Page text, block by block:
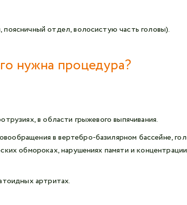
отдел, волосистую часть головы).
нужна процедура?
в области грыжевого выпячивания.
в вертебро-базилярном бассейне,
обмороках, нарушениях памяти и
артритах.